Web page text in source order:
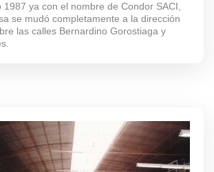
1987 ya con el nombre de Condor SACI,
se mudó completamente a la dirección
las calles Bernardino Gorostiaga y